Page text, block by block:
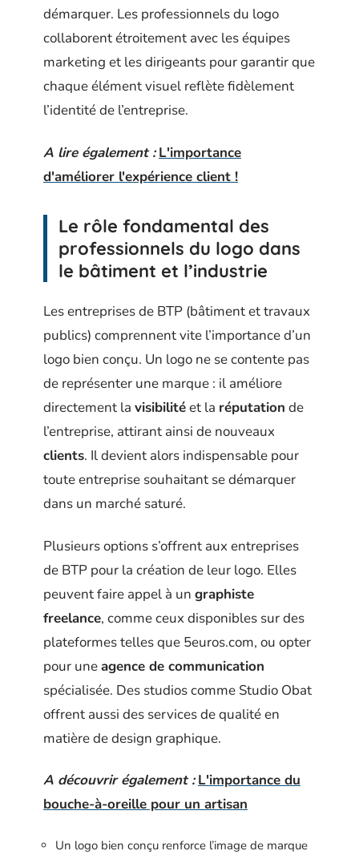
démarquer. Les professionnels du logo
collaborent étroitement avec les équipes
marketing et les dirigeants pour garantir que
chaque élément visuel reflète fidèlement
l’identité de l’entreprise.
A lire également : L'importance
d'améliorer l'expérience client !
Le rôle fondamental des
professionnels du logo dans
le bâtiment et l’industrie
Les entreprises de BTP (bâtiment et travaux
publics) comprennent vite l’importance d’un
logo bien conçu. Un logo ne se contente pas
de représenter une marque : il améliore
directement la visibilitéet la réputation de
l’entreprise, attirant ainsi de nouveaux
clients. Il devient alors indispensable pour
toute entreprise souhaitant se démarquer
dans un marché saturé.
Plusieurs options s’offrent aux entreprises
de BTP pour la création de leur logo. Elles
peuvent faire appel à un graphiste
freelance, comme ceux disponibles sur des
plateformes telles que 5euros.com, ou opter
pour uneagence de communication
spécialisée. Des studios comme Studio Obat
offrent aussi des services de qualité en
matière de design graphique.
A découvrir également : L'importance du
bouche-à-oreille pour un artisan
Un logo bien conçu renforce l’image de marque